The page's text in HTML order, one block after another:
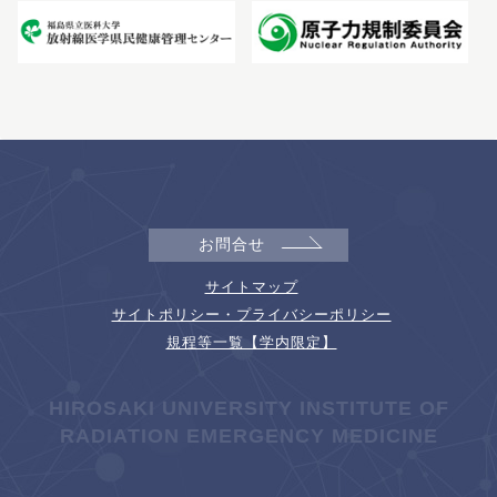
お問合せ
サイトマップ
サイトポリシー・プライバシーポリシー
規程等一覧【学内限定】
HIROSAKI UNIVERSITY INSTITUTE OF
RADIATION EMERGENCY MEDICINE